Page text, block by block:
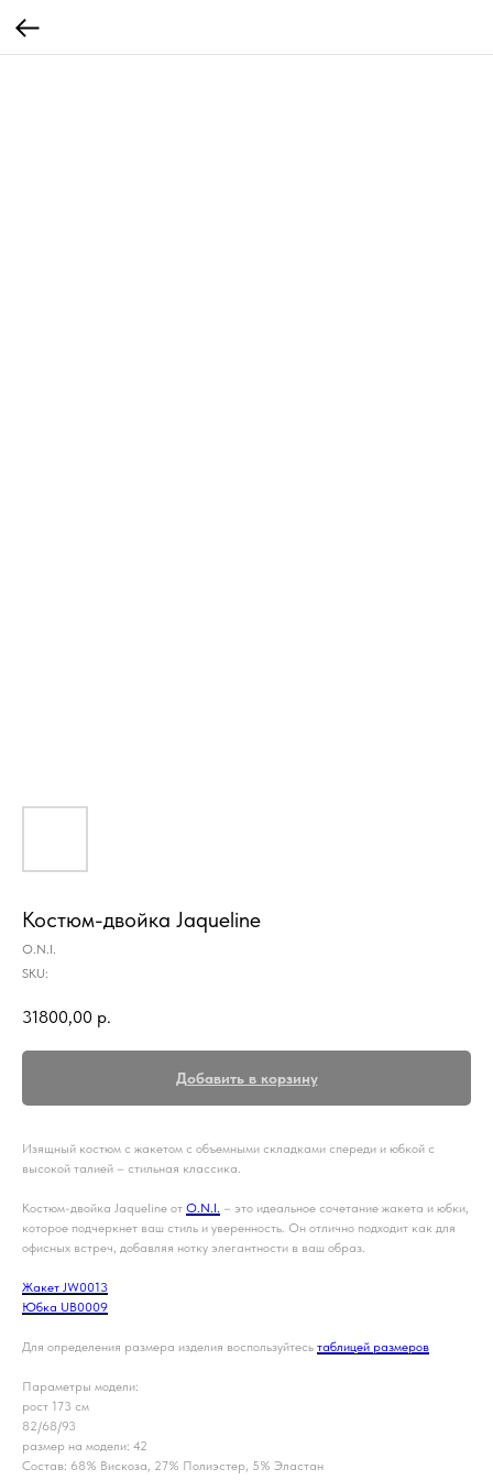
Костюм-двойка Jaqueline
O.N.I.
SKU:
31800,00 р.
Добавить в корзину
Изящный костюм с жакетом с объемными складками спереди и юбкой с
высокой талией – стильная классика.
Костюм-двойка Jaqueline от O.N.I. – это идеальное сочетание жакета и юбки,
которое подчеркнет ваш стиль и уверенность. Он отлично подходит как для
офисных встреч, добавляя нотку элегантности в ваш образ.
Жакет JW0013
Юбка UB0009
Для определения размера изделия воспользуйтесь таблицей размеров
Параметры модели:
рост 173 см
82/68/93
размер на модели: 42
Состав: 68% Вискоза, 27% Полиэстер, 5% Эластан